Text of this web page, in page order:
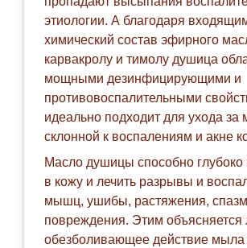
этиологии. А благодаря
химический состав эфирного
карвакролу и тимолу душица
мощными дезинфицирующими и
противовоспалительными
идеально подходит для ухода за
склонной к воспалениям и акне
Масло душицы способно глубоко
в кожу и лечить разрывы и
мышц, ушибы, растяжения,
повреждения. Этим объясняется
обезболивающее действие мыла